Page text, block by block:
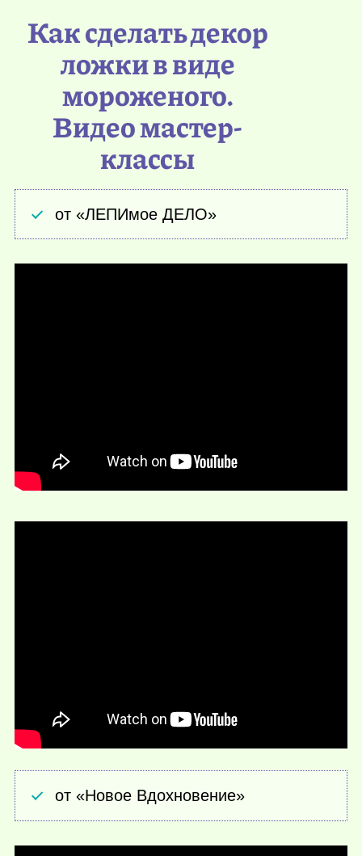
Как сделать декор
ложки в виде
мороженого.
Видео мастер-
классы
от «ЛЕПИмое ДЕЛО»
от «Новое Вдохновение»